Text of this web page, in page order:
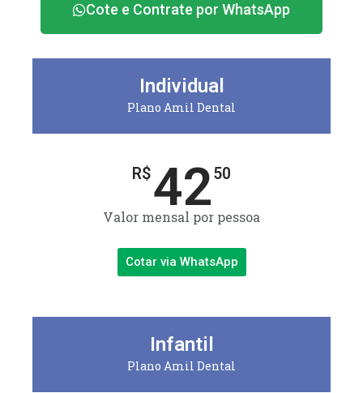
Cote e Contrate por WhatsApp
Individual
Plano Amil Dental
R$4250
Valor mensal por pessoa
Cotar via WhatsApp
Infantil
Plano Amil Dental